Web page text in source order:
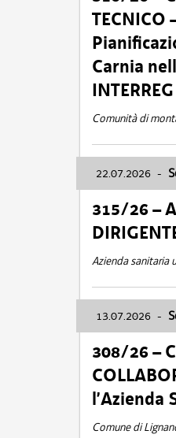
TECNICO
Carnia
Comunità di
22.07.2026 -
315/26 –
Azienda sanitaria
13.07.2026 -
308/26 –
l’Azienda
Comune di